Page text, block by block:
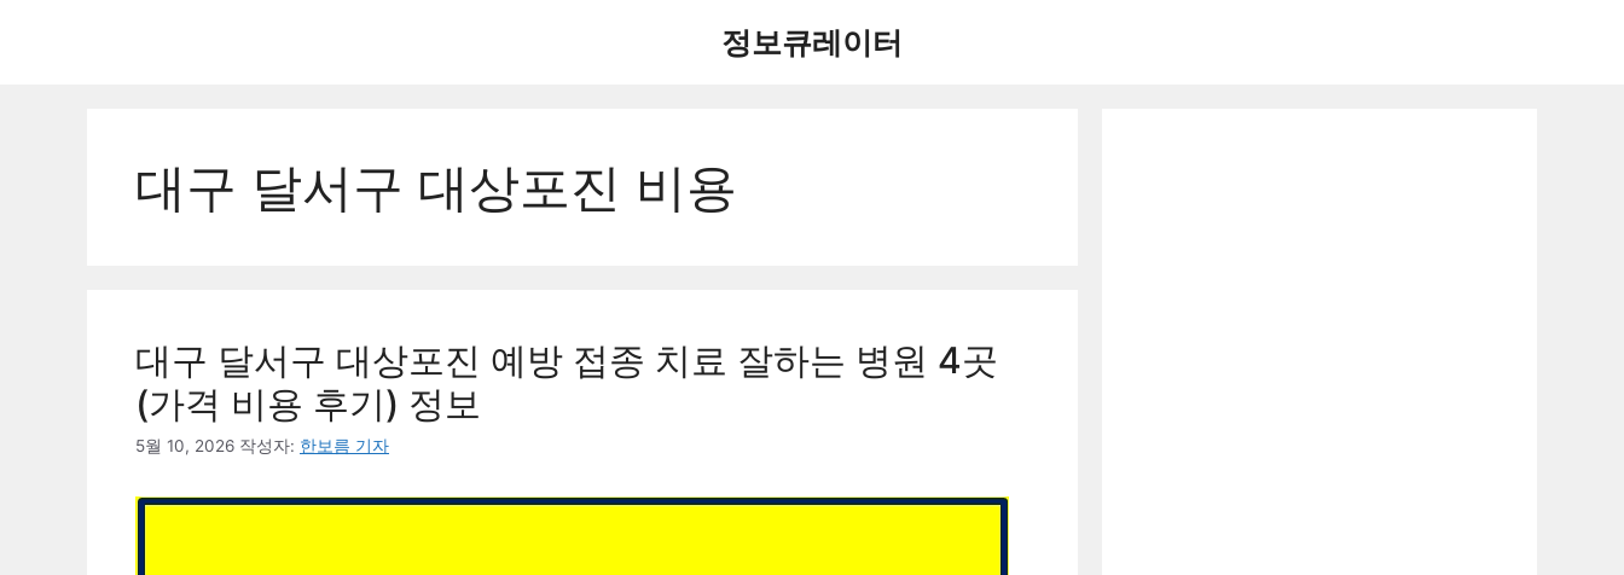
정보큐레이터
대구 달서구 대상포진 비용
대구 달서구 대상포진 예방 접종 치료 잘하는 병원 4곳
(가격 비용 후기) 정보
5월 10, 2026 작성자: 한보름 기자